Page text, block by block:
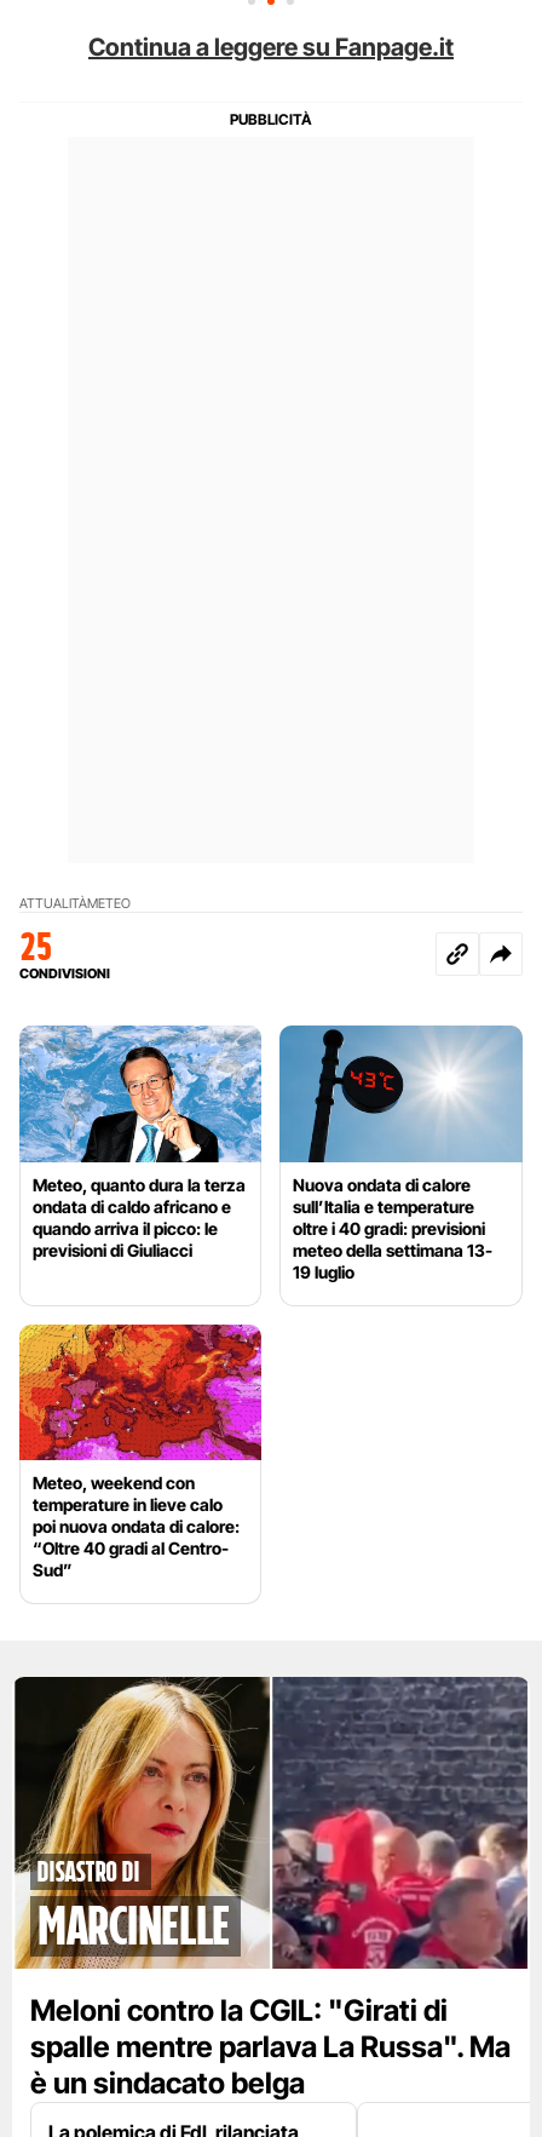
Continua a leggere su Fanpage.it
ATTUALITÀMETEO
25
CONDIVISIONI
Meteo, quanto dura la terza
ondata di caldo africano e
quando arriva il picco: le
previsioni di Giuliacci
Nuova ondata di calore
sull’Italia e temperature
oltre i 40 gradi: previsioni
meteo della settimana 13-
19 luglio
Meteo, weekend con
temperature in lieve calo
poi nuova ondata di calore:
“Oltre 40 gradi al Centro-
Sud”
disastro di
marcinelle
Meloni contro la CGIL: "Girati di
spalle mentre parlava La Russa". Ma
è un sindacato belga